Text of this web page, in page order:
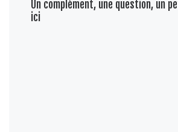
Un complément, une question, un
ici